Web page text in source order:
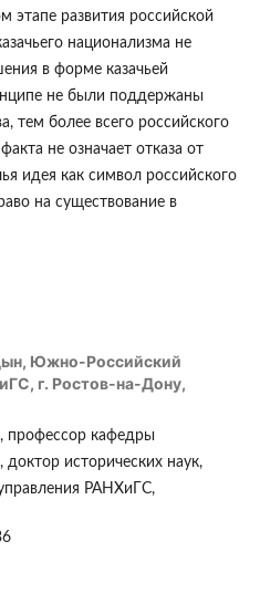
этапе развития российской
национализма не
в форме казачьей
не были поддержаны
тем более всего российского
не означает отказа от
идея как символ российского
на существование в
Южно-Российский
г. Ростов-на-Дону,
профессор кафедры
исторических наук,
РАНХиГС,